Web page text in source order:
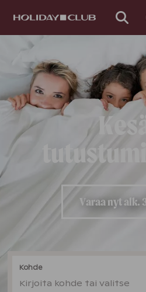
Kohde
Kirjoita kohde tai valitse
Varaa nyt alk.